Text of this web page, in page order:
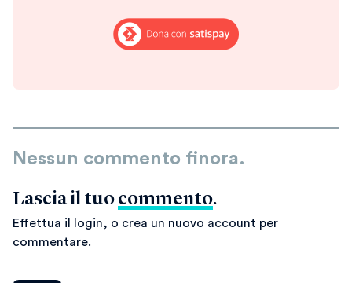
Nessun commento finora.
Lascia il tuo commento.
Effettua il login, o crea un nuovo account per
commentare.